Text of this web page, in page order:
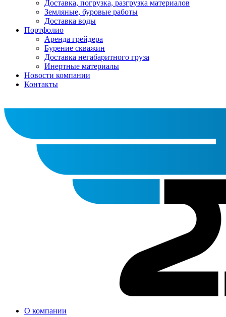
Доставка, погрузка, разгрузка материалов
Земляные, буровые работы
Доставка воды
Портфолио
Аренда грейдера
Бурение скважин
Доставка негабаритного груза
Инертные материалы
Новости компании
Контакты
О компании